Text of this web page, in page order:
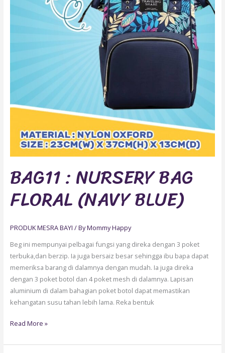
BAG11 : NURSERY BAG
FLORAL (NAVY BLUE)
PRODUK MESRA BAYI / ByMommy Happy
Beg ini mempunyai pelbagai fungsi yang direka dengan 3 poket
terbuka,dan berzip. Ia juga bersaiz besar sehingga ibu bapa dapat
memeriksa barang di dalamnya dengan mudah. Ia juga direka
dengan 3 poket botol dan 4 poket mesh di dalamnya. Lapisan
aluminium di dalam bahagian poket botol dapat memastikan
kehangatan susu tahan lebih lama. Reka bentuk
Read More »